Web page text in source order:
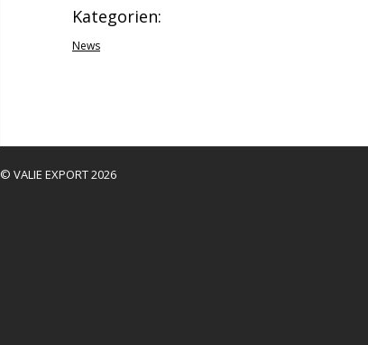
Kategorien:
News
© VALIE EXPORT 2026